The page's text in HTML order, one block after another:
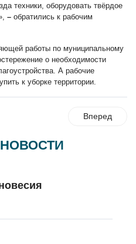
техники, оборудовать твёрдое
– обратились к рабочим
работы по муниципальному
о необходимости
А рабочие
к уборке территории.
Вперед